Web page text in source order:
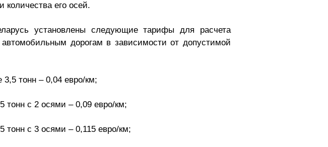
его осей.
установлены следующие тарифы для расчета
дорогам в зависимости от допустимой
тонн – 0,04 евро/км;
тонн с 2 осями – 0,09 евро/км;
тонн с 3 осями – 0,115 евро/км;